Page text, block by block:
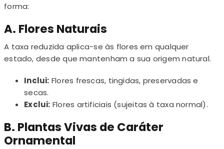
forma:
A. Flores Naturais
A taxa reduzida aplica-se às flores em qualquer
estado, desde que mantenham a sua origem natural.
Inclui: Flores frescas, tingidas, preservadas e
secas.
Exclui: Flores artificiais (sujeitas à taxa normal).
B. Plantas Vivas de Caráter
Ornamental